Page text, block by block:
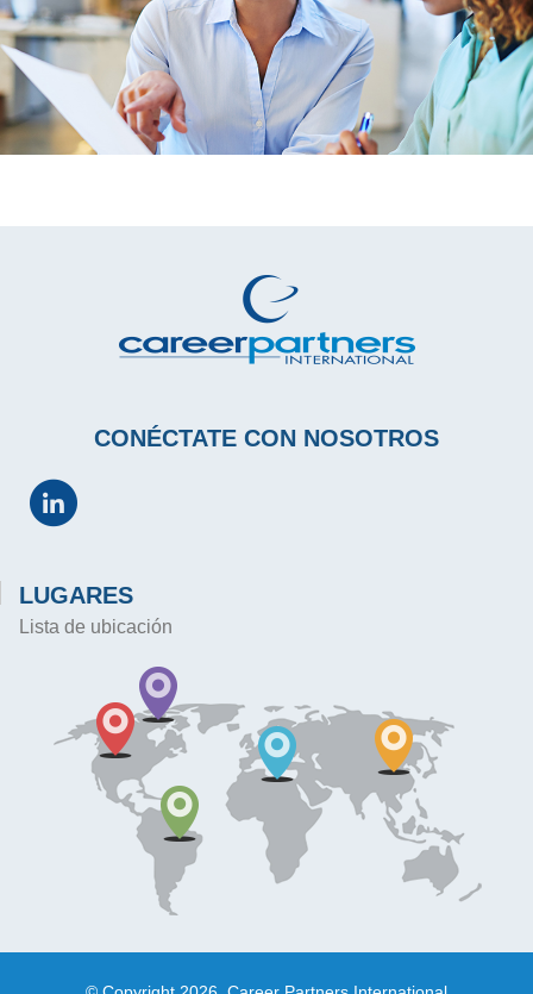
CONÉCTATE CON NOSOTROS
LUGARES
Lista de ubicación